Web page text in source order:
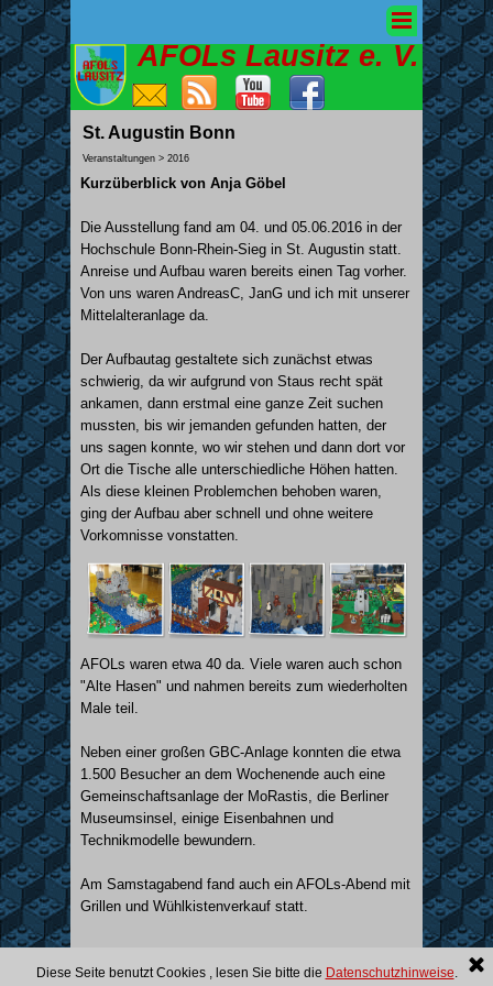
AFOLs Lausitz e. V.
St. Augustin Bonn
Veranstaltungen > 2016
Kurzüberblick von Anja Göbel
Die Ausstellung fand am 04. und 05.06.2016 in der
Hochschule Bonn-Rhein-Sieg in St. Augustin statt.
Anreise und Aufbau waren bereits einen Tag vorher.
Von uns waren AndreasC, JanG und ich mit unserer
Mittelalteranlage da.
Der Aufbautag gestaltete sich zunächst etwas
schwierig, da wir aufgrund von Staus recht spät
ankamen, dann erstmal eine ganze Zeit suchen
mussten, bis wir jemanden gefunden hatten, der
uns sagen konnte, wo wir stehen und dann dort vor
Ort die Tische alle unterschiedliche Höhen hatten.
Als diese kleinen Problemchen behoben waren,
ging der Aufbau aber schnell und ohne weitere
Vorkomnisse vonstatten.
AFOLs waren etwa 40 da. Viele waren auch schon
"Alte Hasen" und nahmen bereits zum wiederholten
Male teil.
Neben einer großen GBC-Anlage konnten die etwa
1.500 Besucher an dem Wochenende auch eine
Gemeinschaftsanlage der MoRastis, die Berliner
Museumsinsel, einige Eisenbahnen und
Technikmodelle bewundern.
Am Samstagabend fand auch ein AFOLs-Abend mit
Grillen und Wühlkistenverkauf statt.
Mitglieder|Impressum |
Diese Seite benutzt Cookies , lesen Sie bitte die Datenschutzhinweise.